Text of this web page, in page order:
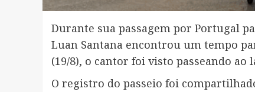
Durante sua passagem por Portugal
Luan Santana encontrou um tempo
(19/8), o cantor foi visto passeando ao
O registro do passeio foi